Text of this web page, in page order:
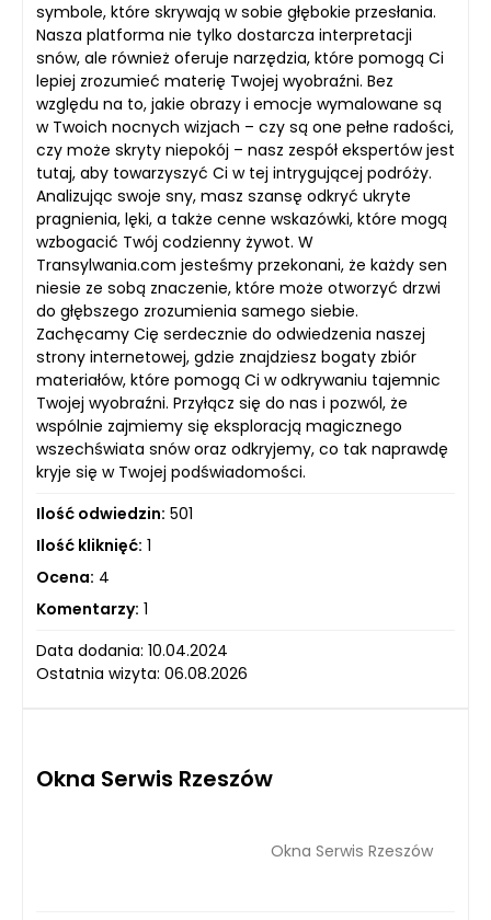
symbole, które skrywają w sobie głębokie przesłania.
Nasza platforma nie tylko dostarcza interpretacji
snów, ale również oferuje narzędzia, które pomogą Ci
lepiej zrozumieć materię Twojej wyobraźni. Bez
względu na to, jakie obrazy i emocje wymalowane są
w Twoich nocnych wizjach – czy są one pełne radości,
czy może skryty niepokój – nasz zespół ekspertów jest
tutaj, aby towarzyszyć Ci w tej intrygującej podróży.
Analizując swoje sny, masz szansę odkryć ukryte
pragnienia, lęki, a także cenne wskazówki, które mogą
wzbogacić Twój codzienny żywot. W
Transylwania.com jesteśmy przekonani, że każdy sen
niesie ze sobą znaczenie, które może otworzyć drzwi
do głębszego zrozumienia samego siebie.
Zachęcamy Cię serdecznie do odwiedzenia naszej
strony internetowej, gdzie znajdziesz bogaty zbiór
materiałów, które pomogą Ci w odkrywaniu tajemnic
Twojej wyobraźni. Przyłącz się do nas i pozwól, że
wspólnie zajmiemy się eksploracją magicznego
wszechświata snów oraz odkryjemy, co tak naprawdę
kryje się w Twojej podświadomości.
Ilość odwiedzin: 501
Ilość kliknięć: 1
Ocena: 4
Komentarzy: 1
Data dodania: 10.04.2024
Ostatnia wizyta: 06.08.2026
Okna Serwis Rzeszów
Okna Serwis Rzeszów